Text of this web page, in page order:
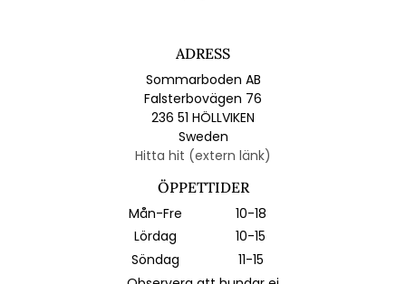
ADRESS
Sommarboden AB
Falsterbovägen 76
236 51 HÖLLVIKEN
Sweden
Hitta hit (extern länk)
ÖPPETTIDER
Mån-Fre
10-18
Lördag
10-15
Söndag
11-15